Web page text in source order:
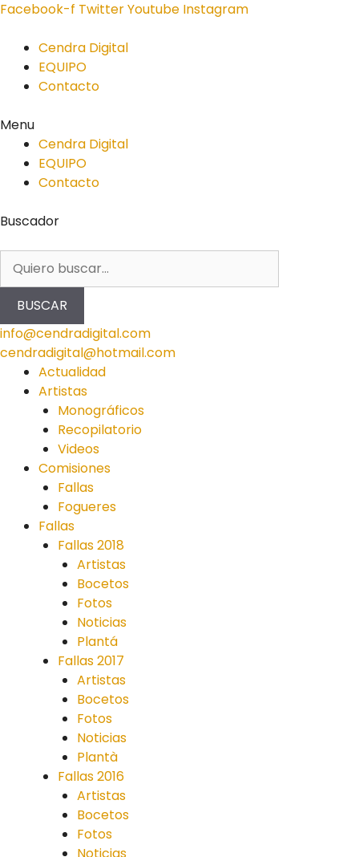
Facebook-f TwitterYoutube Instagram
Cendra Digital
EQUIPO
Contacto
Menu
Cendra Digital
EQUIPO
Contacto
Buscador
BUSCAR
info@cendradigital.com
cendradigital@hotmail.com
Actualidad
Artistas
Monográficos
Recopilatorio
Videos
Comisiones
Fallas
Fogueres
Fallas
Fallas 2018
Artistas
Bocetos
Fotos
Noticias
Plantá
Fallas 2017
Artistas
Bocetos
Fotos
Noticias
Plantà
Fallas 2016
Artistas
Bocetos
Fotos